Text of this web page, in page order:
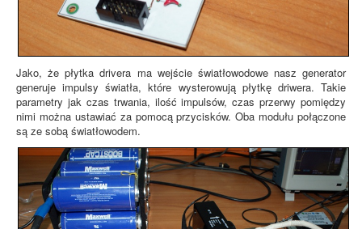
Jako, że płytka drivera ma wejście światłowodowe nasz generator
generuje impulsy światła, które wysterowują płytkę driwera. Takie
parametry jak czas trwania, ilość impulsów, czas przerwy pomiędzy
nimi można ustawiać za pomocą przycisków. Oba modułu połączone
są ze sobą światłowodem.